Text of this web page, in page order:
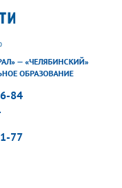
— «ЧЕЛЯБИНСКИЙ»
ОБРАЗОВАНИЕ
84
77